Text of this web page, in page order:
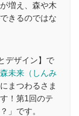
増え、森や木
きるのではな
デザイン】で
森未来（しんみ
まつわるさま
！第1回のテ
」です。